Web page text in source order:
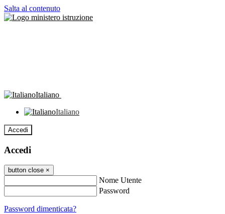
Salta al contenuto
Italiano
Italiano
Accedi
Accedi
button close ×
Nome Utente
Password
Password dimenticata?